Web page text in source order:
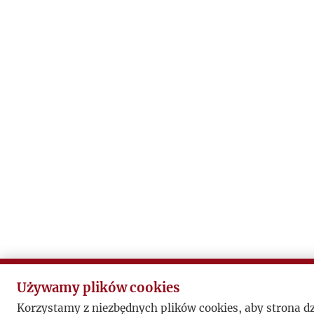
Używamy plików cookies
Korzystamy z niezbędnych plików cookies, aby strona